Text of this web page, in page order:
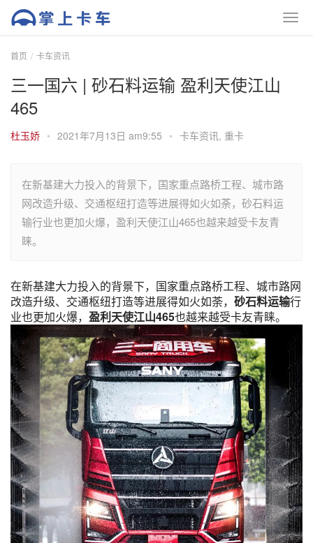
首页 卡车资讯
三一国六 | 砂石料运输 盈利天使江山
465
杜玉娇 • 2021年7月13日 am9:55 • 卡车资讯, 重卡
在新基建大力投入的背景下，国家重点路桥工程、城市路
网改造升级、交通枢纽打造等进展得如火如荼，砂石料运
输行业也更加火爆，盈利天使江山465也越来越受卡友青
睐。
在新基建大力投入的背景下，国家重点路桥工程、城市路网
改造升级、交通枢纽打造等进展得如火如荼， 砂石料运输行
业也更加火爆， 盈利天使江山465也越来越受卡友青睐。